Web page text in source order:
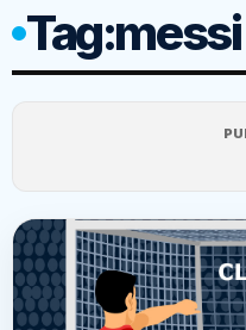
Tag:messi